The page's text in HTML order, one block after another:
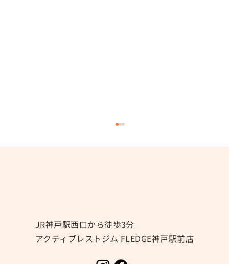
JR神戸駅西口から徒歩3分
アクティブレストジム FLEDGE神戸駅前店